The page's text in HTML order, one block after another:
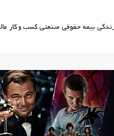
بیمهحقوقی صنعتیکسب و کار